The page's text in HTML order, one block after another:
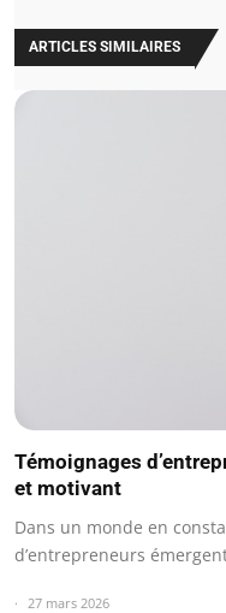
ARTICLES SIMILAIRES
Témoignages
et motivant
Dans un monde en
d’entrepreneurs
27 mars 2026